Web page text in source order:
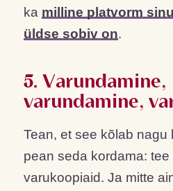
ka milline platvorm
üldse sobiv on.
5. Varundamine,
varundamine,
Tean, et see kõlab nagu
pean seda kordama:
varukoopiaid. Ja mitte